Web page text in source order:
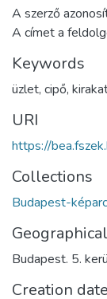
A szerző
A címet a
Keywords
üzlet, cipő,
URI
https://
Collections
Budapest-
Budapest. 5.
Creation date